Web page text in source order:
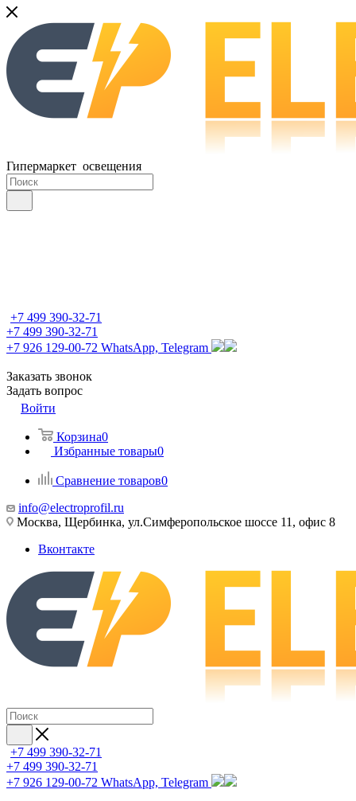
Гипермаркет освещения
+7 499 390-32-71
+7 499 390-32-71
+7 926 129-00-72 WhatsApp, Telegram
Заказать звонок
Задать вопрос
Войти
Корзина0
Избранные товары0
Сравнение товаров0
info@electroprofil.ru
Москва, Щербинка, ул.Симферопольское шоссе 11, офис 8
Вконтакте
+7 499 390-32-71
+7 499 390-32-71
+7 926 129-00-72 WhatsApp, Telegram